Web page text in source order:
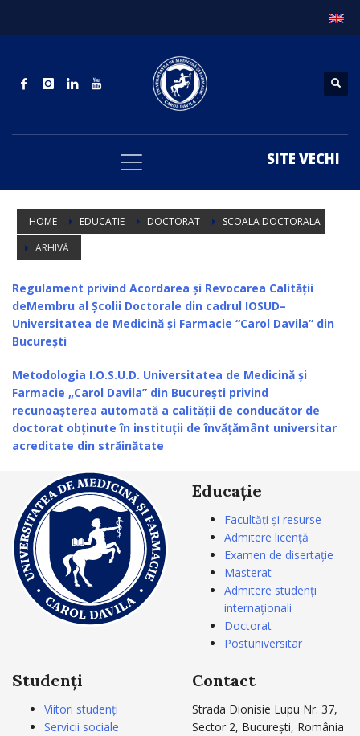
SITE VECHI
HOME EDUCATIE DOCTORAT
SCOALA DOCTORALA
ARHIVĂ
Regulament privind Acordarea și Revocarea Calității
deMembru al Școlii Doctorale din cadrul IOSUD–
Universitatea de Medicină și Farmacie “Carol Davila” din
București
Metodologia I.O.S.U.D. Universitatea de Medicină şi
Farmacie „Carol Davila” din Bucureşti privind
recunoaşterea automată a calităţii de conducător de
doctorat obţinute în instituţii de învăţământ universitar
acreditate din străinătate
Educație
Facultăți și resurse
Admitere licență
Examen de disertație
Masterat
Admitere studenți
internaționali
Doctorat
Postuniversitar
Studenți
Viitori studenți
Servicii sociale
Contact
Strada Dionisie Lupu Nr. 37,
Sector 2, București, România